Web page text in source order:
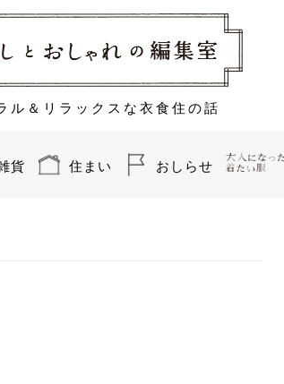
ル＆リラックスな衣食住の話
貨 住まい おしらせ